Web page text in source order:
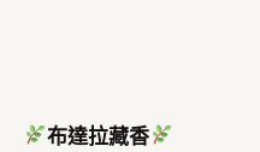
布達拉藏香